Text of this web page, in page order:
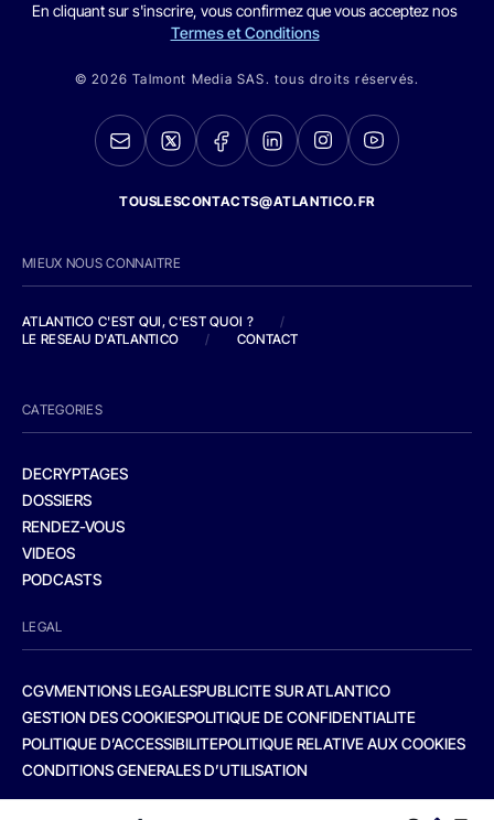
En cliquant sur s'inscrire, vous confirmez que vous acceptez nos
Termes et Conditions
© 2026 Talmont Media SAS. tous droits réservés.
TOUSLESCONTACTS@ATLANTICO.FR
MIEUX NOUS CONNAITRE
ATLANTICO C'EST QUI, C'EST QUOI ?
/
LE RESEAU D'ATLANTICO
/ CONTACT
CATEGORIES
DECRYPTAGES
DOSSIERS
RENDEZ-VOUS
VIDEOS
PODCASTS
LEGAL
CGVMENTIONS LEGALESPUBLICITE SUR ATLANTICO
GESTION DES COOKIESPOLITIQUE DE CONFIDENTIALITE
POLITIQUE D’ACCESSIBILITEPOLITIQUE RELATIVE AUX COOKIES
CONDITIONS GENERALES D’UTILISATION